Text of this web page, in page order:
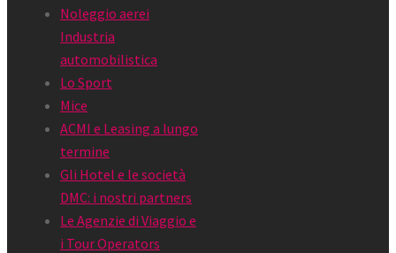
Noleggio aerei
Industria
automobilistica
Lo Sport
Mice
ACMI e Leasing a lungo
termine
Gli Hotel e le società
DMC: i nostri partners
Le Agenzie di Viaggio e
i Tour Operators